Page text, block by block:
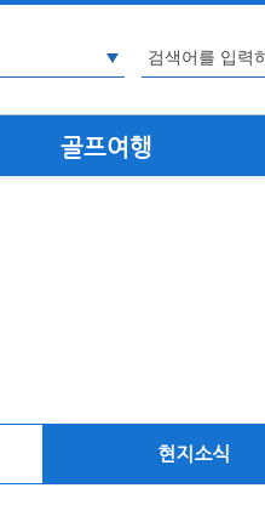
골프여행
현지소식